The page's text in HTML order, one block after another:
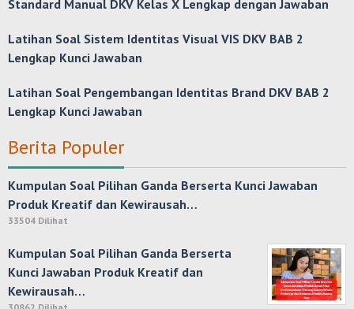
Standard Manual DKV Kelas X Lengkap dengan Jawaban
Latihan Soal Sistem Identitas Visual VIS DKV BAB 2
Lengkap Kunci Jawaban
Latihan Soal Pengembangan Identitas Brand DKV BAB 2
Lengkap Kunci Jawaban
Berita Populer
Kumpulan Soal Pilihan Ganda Berserta Kunci Jawaban
Produk Kreatif dan Kewirausah…
33504 Dilihat
Kumpulan Soal Pilihan Ganda Berserta
Kunci Jawaban Produk Kreatif dan
Kewirausah…